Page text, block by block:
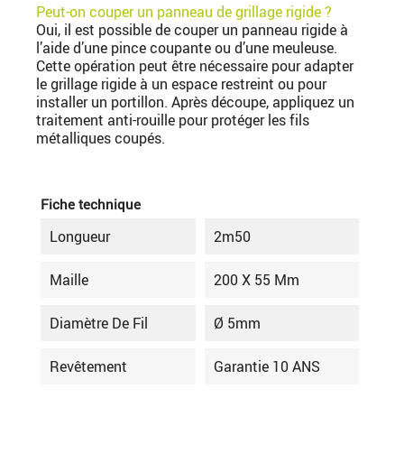
Peut-on couper un panneau de grillage rigide ?
Oui, il est possible de couper un panneau rigide à
l’aide d’une pince coupante ou d’une meuleuse.
Cette opération peut être nécessaire pour adapter
le grillage rigide à un espace restreint ou pour
installer un portillon. Après découpe, appliquez un
traitement anti-rouille pour protéger les fils
métalliques coupés.
Fiche technique
Longueur 2m50
Maille 200 X 55 Mm
Diamètre De Fil Ø 5mm
Revêtement Garantie 10 ANS